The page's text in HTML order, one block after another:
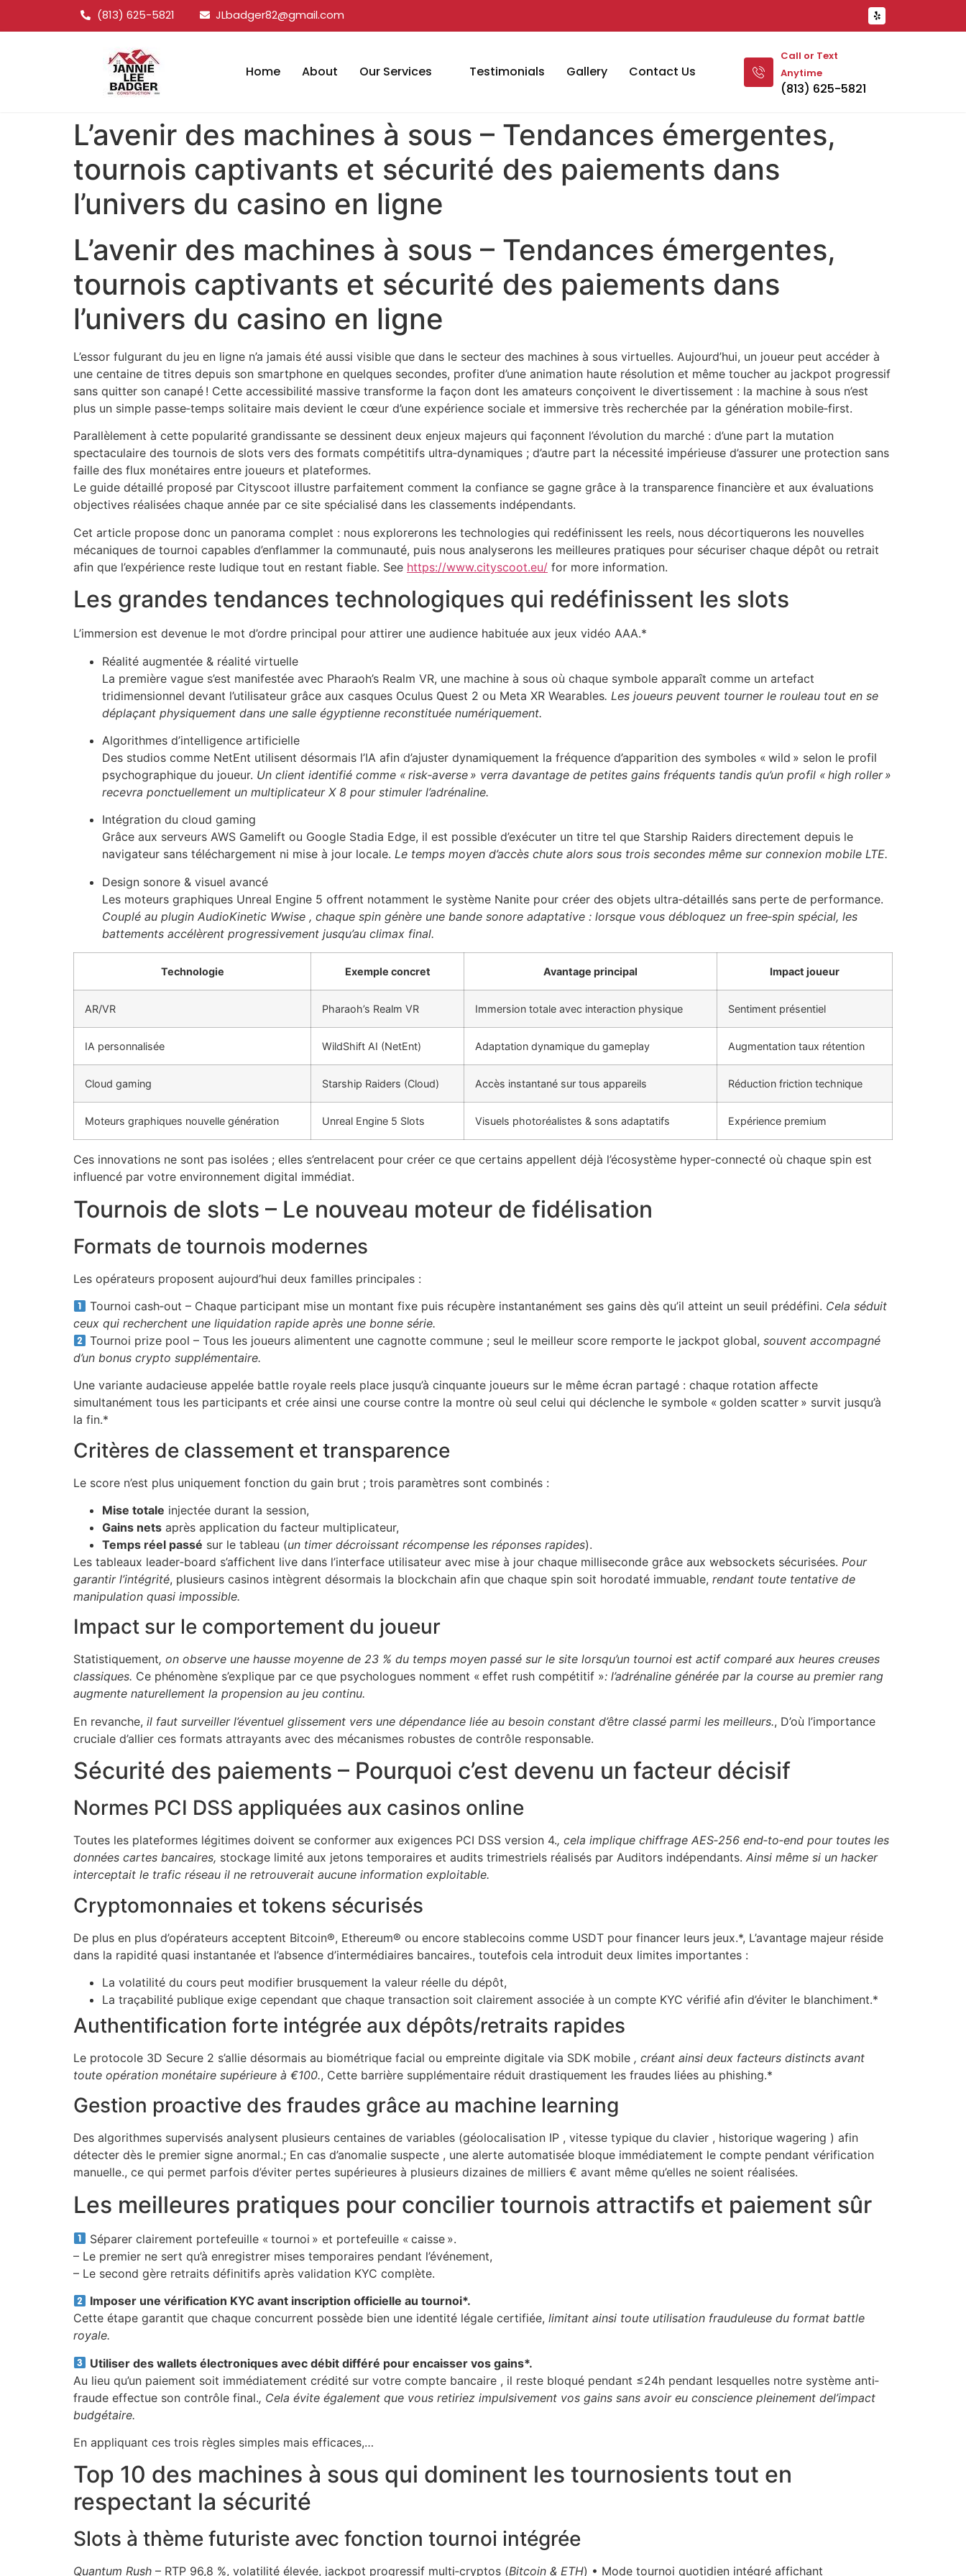
(813) 625-5821 JLbadger82@gmail.com
Home About Our Services Testimonials Gallery Contact Us
Call or Text
Anytime
(813) 625-5821
L’avenir des machines à sous – Tendances émergentes,
tournois captivants et sécurité des paiements dans
l’univers du casino en ligne
L’avenir des machines à sous – Tendances émergentes,
tournois captivants et sécurité des paiements dans
l’univers du casino en ligne
L’essor fulgurant du jeu en ligne n’a jamais été aussi visible que dans le secteur des machines à sous virtuelles. Aujourd’hui, un joueur peut accéder à
une centaine de titres depuis son smartphone en quelques secondes, profiter d’une animation haute résolution et même toucher au jackpot progressif
sans quitter son canapé ! Cette accessibilité massive transforme la façon dont les amateurs conçoivent le divertissement : la machine à sous n’est
plus un simple passe‑temps solitaire mais devient le cœur d’une expérience sociale et immersive très recherchée par la génération mobile‑first.
Parallèlement à cette popularité grandissante se dessinent deux enjeux majeurs qui façonnent l’évolution du marché : d’une part la mutation
spectaculaire des tournois de slots vers des formats compétitifs ultra‑dynamiques ; d’autre part la nécessité impérieuse d’assurer une protection sans
faille des flux monétaires entre joueurs et plateformes.
Le guide détaillé proposé par Cityscoot illustre parfaitement comment la confiance se gagne grâce à la transparence financière et aux évaluations
objectives réalisées chaque année par ce site spécialisé dans les classements indépendants.​
Cet article propose donc un panorama complet : nous explorerons les technologies qui redéfinissent les reels, nous décortiquerons les nouvelles
mécaniques de tournoi capables d’enflammer la communauté, puis nous analyserons les meilleures pratiques pour sécuriser chaque dépôt ou retrait
afin que l’expérience reste ludique tout en restant fiable. See https://www.cityscoot.eu/ for more information.
Les grandes tendances technologiques qui redéfinissent les slots
L’immersion est devenue le mot d’ordre principal pour attirer une audience habituée aux jeux vidéo AAA.*
Réalité augmentée & réalité virtuelle
La première vague s’est manifestée avec Pharaoh’s Realm VR, une machine à sous où chaque symbole apparaît comme un artefact
tridimensionnel devant l’utilisateur grâce aux casques Oculus Quest 2 ou Meta XR Wearables. Les joueurs peuvent tourner le rouleau tout en se
déplaçant physiquement dans une salle égyptienne reconstituée numériquement.
Algorithmes d’intelligence artificielle
Des studios comme NetEnt utilisent désormais l’IA afin d’ajuster dynamiquement la fréquence d’apparition des symboles « wild » selon le profil
psychographique du joueur. Un client identifié comme « risk‑averse » verra davantage de petites gains fréquents tandis qu’un profil « high roller »
recevra ponctuellement un multiplicateur X 8 pour stimuler l’adrénaline.
Intégration du cloud gaming
Grâce aux serveurs AWS Gamelift ou Google Stadia Edge, il est possible d’exécuter un titre tel que Starship Raiders directement depuis le
navigateur sans téléchargement ni mise à jour locale. Le temps moyen d’accès chute alors sous trois secondes même sur connexion mobile LTE.
Design sonore & visuel avancé
Les moteurs graphiques Unreal Engine 5 offrent notamment le système Nanite pour créer des objets ultra‑détaillés sans perte de performance.
Couplé au plugin AudioKinetic Wwise , chaque spin génère une bande sonore adaptative : lorsque vous débloquez un free‑spin spécial, les
battements accélèrent progressivement jusqu’au climax final.
Technologie Exemple concret Avantage principal Impact joueur
AR/VR Pharaoh’s Realm VR Immersion totale avec interaction physique Sentiment présentiel
IA personnalisée WildShift AI (NetEnt) Adaptation dynamique du gameplay Augmentation taux rétention
Cloud gaming Starship Raiders (Cloud) Accès instantané sur tous appareils Réduction friction technique
Moteurs graphiques nouvelle génération Unreal Engine 5 Slots Visuels photoréalistes & sons adaptatifs Expérience premium
Ces innovations ne sont pas isolées ; elles s’entrelacent pour créer ce que certains appellent déjà l’écosystème hyper‑connecté où chaque spin est
influencé par votre environnement digital immédiat.
Tournois de slots – Le nouveau moteur de fidélisation
Formats de tournois modernes
Les opérateurs proposent aujourd’hui deux familles principales :
Tournoi cash‑out – Chaque participant mise un montant fixe puis récupère instantanément ses gains dès qu’il atteint un seuil prédéfini. Cela séduit
ceux qui recherchent une liquidation rapide après une bonne série.
Tournoi prize pool – Tous les joueurs alimentent une cagnotte commune ; seul le meilleur score remporte le jackpot global, souvent accompagné
d’un bonus crypto supplémentaire.
Une variante audacieuse appelée battle royale reels place jusqu’à cinquante joueurs sur le même écran partagé : chaque rotation affecte
simultanément tous les participants et crée ainsi une course contre la montre où seul celui qui déclenche le symbole « golden scatter » survit jusqu’à
la fin.*
Critères de classement et transparence
Le score n’est plus uniquement fonction du gain brut ; trois paramètres sont combinés :
Mise totale injectée durant la session,
Gains nets après application du facteur multiplicateur,
Temps réel passé sur le tableau (un timer décroissant récompense les réponses rapides).
Les tableaux leader‑board s’affichent live dans l’interface utilisateur avec mise à jour chaque milliseconde grâce aux websockets sécurisées. Pour
garantir l’intégrité, plusieurs casinos intègrent désormais la blockchain afin que chaque spin soit horodaté immuable, rendant toute tentative de
manipulation quasi impossible.
Impact sur le comportement du joueur
Statistiquement, on observe une hausse moyenne de 23 % du temps moyen passé sur le site lorsqu’un tournoi est actif comparé aux heures creuses
classiques. Ce phénomène s’explique par ce que psychologues nomment « effet rush compétitif »: l’adrénaline générée par la course au premier rang
augmente naturellement la propension au jeu continu.
En revanche, il faut surveiller l’éventuel glissement vers une dépendance liée au besoin constant d’être classé parmi les meilleurs., D’où l’importance
cruciale d’allier ces formats attrayants avec des mécanismes robustes de contrôle responsable.
Sécurité des paiements – Pourquoi c’est devenu un facteur décisif
Normes PCI DSS appliquées aux casinos online
Toutes les plateformes légitimes doivent se conformer aux exigences PCI DSS version 4., cela implique chiffrage AES‑256 end‑to‑end pour toutes les
données cartes bancaires, stockage limité aux jetons temporaires et audits trimestriels réalisés par Auditors indépendants. Ainsi même si un hacker
interceptait le trafic réseau il ne retrouverait aucune information exploitable.
Cryptomonnaies et tokens sécurisés
De plus en plus d’opérateurs acceptent Bitcoin®, Ethereum® ou encore stablecoins comme USDT pour financer leurs jeux.*, L’avantage majeur réside
dans la rapidité quasi instantanée et l’absence d’intermédiaires bancaires., toutefois cela introduit deux limites importantes :
La volatilité du cours peut modifier brusquement la valeur réelle du dépôt,
La traçabilité publique exige cependant que chaque transaction soit clairement associée à un compte KYC vérifié afin d’éviter le blanchiment.*
Authentification forte intégrée aux dépôts/retraits rapides
Le protocole 3D Secure 2 s’allie désormais au biométrique facial ou empreinte digitale via SDK mobile , créant ainsi deux facteurs distincts avant
toute opération monétaire supérieure à €100., Cette barrière supplémentaire réduit drastiquement les fraudes liées au phishing.*
Gestion proactive des fraudes grâce au machine learning
Des algorithmes supervisés analysent plusieurs centaines de variables (géolocalisation IP , vitesse typique du clavier , historique wagering ) afin
détecter dès le premier signe anormal.; En cas d’anomalie suspecte , une alerte automatisée bloque immédiatement le compte pendant vérification
manuelle., ce qui permet parfois d’éviter pertes supérieures à plusieurs dizaines de milliers € avant même qu’elles ne soient réalisées.
Les meilleures pratiques pour concilier tournois attractifs et paiement sûr
Séparer clairement portefeuille « tournoi » et portefeuille « caisse ».
– Le premier ne sert qu’à enregistrer mises temporaires pendant l’événement,
– Le second gère retraits définitifs après validation KYC complète.
Imposer une vérification KYC avant inscription officielle au tournoi*.
Cette étape garantit que chaque concurrent possède bien une identité légale certifiée, limitant ainsi toute utilisation frauduleuse du format battle
royale.
Utiliser des wallets électroniques avec débit différé pour encaisser vos gains*.
Au lieu qu’un paiement soit immédiatement crédité sur votre compte bancaire , il reste bloqué pendant ≤24h pendant lesquelles notre système anti‐
fraude effectue son contrôle final., Cela évite également que vous retiriez impulsivement vos gains sans avoir eu conscience pleinement del’impact
budgétaire.
En appliquant ces trois règles simples mais efficaces,…
Top 10 des machines à sous qui dominent les tournosients tout en
respectant la sécurité
Slots à thème futuriste avec fonction tournoi intégrée
Quantum Rush – RTP 96,8 %, volatilité élevée, jackpot progressif multi‑cryptos (Bitcoin & ETH) • Mode tournoi quotidien intégré affichant